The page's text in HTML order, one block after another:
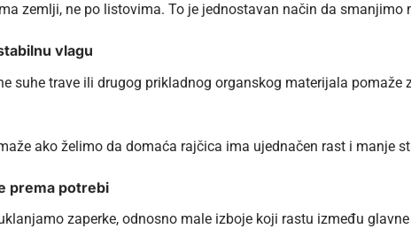
zemlji, ne po listovima. To je jednostavan način da
vlagu
suhe trave ili drugog prikladnog organskog materijala
ako želimo da domaća rajčica ima ujednačen rast i manje
prema potrebi
zaperke, odnosno male izboje koji rastu između